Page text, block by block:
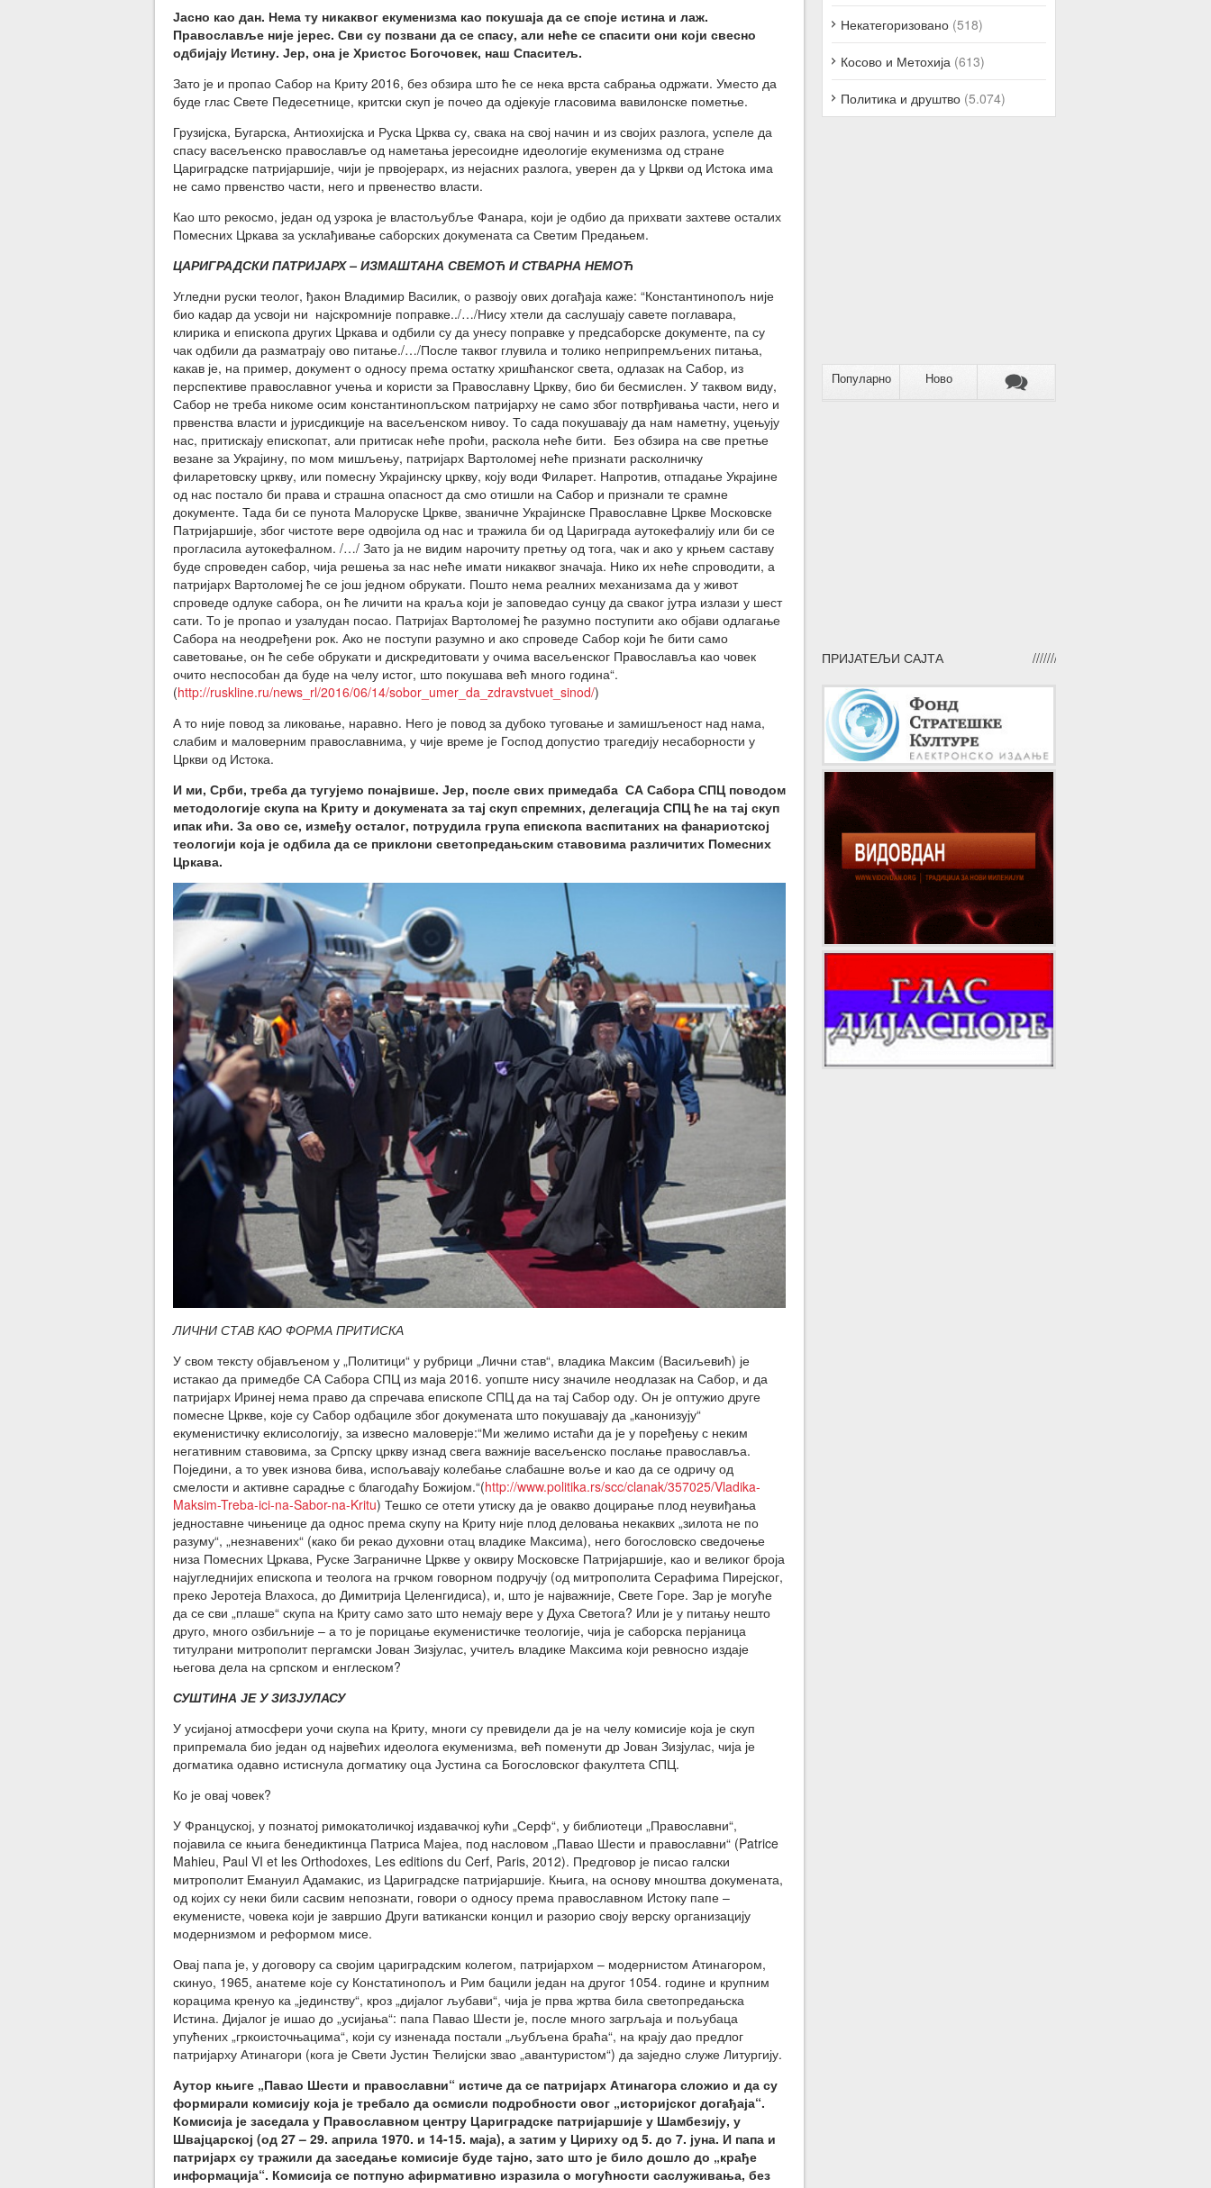
Јасно као дан. Нема ту никаквог екуменизма као покушаја да се споје истина и лаж.
Православље није јерес. Сви су позвани да се спасу, али неће се спасити они који свесно
одбијају Истину. Јер, она је Христос Богочовек, наш Спаситељ.
Зато је и пропао Сабор на Криту 2016, без обзира што ће се нека врста сабрања одржати. Уместо да
буде глас Свете Педесетнице, критски скуп је почео да одјекује гласовима вавилонске пометње.
Грузијска, Бугарска, Антиохијска и Руска Црква су, свака на свој начин и из својих разлога, успеле да
спасу васељенско православље од наметања јересоидне идеологије екуменизма од стране
Цариградске патријаршије, чији је првојерарх, из нејасних разлога, уверен да у Цркви од Истока има
не само првенство части, него и првенество власти.
Као што рекосмо, један од узрока је властољубље Фанара, који је одбио да прихвати захтеве осталих
Помесних Цркава за усклађивање саборских докумената са Светим Предањем.
ЦАРИГРАДСКИ ПАТРИЈАРХ – ИЗМАШТАНА СВЕМОЋ И СТВАРНА НЕМОЋ
Угледни руски теолог, ђакон Владимир Василик, о развоју ових догађаја каже: “Константинопољ није
био кадар да усвоји ни најскромније поправке../…/Нису хтели да саслушају савете поглавара,
клирика и епископа других Цркава и одбили су да унесу поправке у предсаборске документе, па су
чак одбили да разматрају ово питање./…/После таквог глувила и толико неприпремљених питања,
какав је, на пример, документ о односу према остатку хришћанског света, одлазак на Сабор, из
перспективе православног учења и користи за Православну Цркву, био би бесмислен. У таквом виду,
Сабор не треба никоме осим константинопљском патријарху не само због потврђивања части, него и
првенства власти и јурисдикције на васељенском нивоу. То сада покушавају да нам наметну, уцењују
нас, притискају епископат, али притисак неће проћи, раскола неће бити. Без обзира на све претње
везане за Украјину, по мом мишљењу, патријарх Вартоломеј неће признати расколничку
филаретовску цркву, или помесну Украјинску цркву, коју води Филарет. Напротив, отпадање Украјине
од нас постало би права и страшна опасност да смо отишли на Сабор и признали те срамне
документе. Тада би се пунота Малоруске Цркве, званичне Украјинске Православне Цркве Московске
Патријаршије, због чистоте вере одвојила од нас и тражила би од Цариграда аутокефалију или би се
прогласила аутокефалном. /…/ Зато ја не видим нарочиту претњу од тога, чак и ако у крњем саставу
буде спроведен сабор, чија решења за нас неће имати никаквог значаја. Нико их неће спроводити, а
патријарх Вартоломеј ће се још једном обрукати. Пошто нема реалних механизама да у живот
спроведе одлуке сабора, он ће личити на краља који је заповедао сунцу да сваког јутра излази у шест
сати. То је пропао и узалудан посао. Патријах Вартоломеј ће разумно поступити ако објави одлагање
Сабора на неодређени рок. Ако не поступи разумно и ако спроведе Сабор који ће бити само
саветовање, он ће себе обрукати и дискредитовати у очима васељенског Православља као човек
очито неспособан да буде на челу истог, што покушава већ много година“.
(http://ruskline.ru/news_rl/2016/06/14/sobor_umer_da_zdravstvuet_sinod/)
А то није повод за ликовање, наравно. Него је повод за дубоко туговање и замишљеност над нама,
слабим и маловерним православнима, у чије време је Господ допустио трагедију несаборности у
Цркви од Истока.
И ми, Срби, треба да тугујемо понајвише. Јер, после свих примедаба СА Сабора СПЦ поводом
методологије скупа на Криту и докумената за тај скуп спремних, делегација СПЦ ће на тај скуп
ипак ићи. За ово се, између осталог, потрудила група епископа васпитаних на фанариотској
теологији која је одбила да се приклони светопредањским ставовима различитих Помесних
Цркава.
ЛИЧНИ СТАВ КАО ФОРМА ПРИТИСКА
У свом тексту објављеном у „Политици“ у рубрици „Лични став“, владика Максим (Васиљевић) је
истакао да примедбе СА Сабора СПЦ из маја 2016. уопште нису значиле неодлазак на Сабор, и да
патријарх Иринеј нема право да спречава епископе СПЦ да на тај Сабор оду. Он је оптужио друге
помесне Цркве, које су Сабор одбациле због докумената што покушавају да „канонизују“
екуменистичку еклисологију, за извесно маловерје:“Ми желимо истаћи да је у поређењу с неким
негативним ставовима, за Српску цркву изнад свега важније васељенско послање православља.
Поједини, а то увек изнова бива, испољавају колебање слабашне воље и као да се одричу од
смелости и активне сарадње с благодаћу Божијом.“(http://www.politika.rs/scc/clanak/357025/Vladika-
Maksim-Treba-ici-na-Sabor-na-Kritu) Тешко се отети утиску да је овакво доцирање плод неувиђања
једноставне чињенице да однос према скупу на Криту није плод деловања некаквих „зилота не по
разуму“, „незнавених“ (како би рекао духовни отац владике Максима), него богословско сведочење
низа Помесних Цркава, Руске Заграничне Цркве у оквиру Московске Патријаршије, као и великог броја
најугледнијих епископа и теолога на грчком говорном подручју (од митрополита Серафима Пирејског,
преко Јеротеја Влахоса, до Димитрија Целенгидиса), и, што је најважније, Свете Горе. Зар је могуће
да се сви „плаше“ скупа на Криту само зато што немају вере у Духа Светога? Или је у питању нешто
друго, много озбиљније – а то је порицање екуменистичке теологије, чија је саборска перјаница
титулрани митрополит пергамски Јован Зизјулас, учитељ владике Максима који ревносно издаје
његова дела на српском и енглеском?
СУШТИНА ЈЕ У ЗИЗЈУЛАСУ
У усијаној атмосфери уочи скупа на Криту, многи су превидели да је на челу комисије која је скуп
припремала био један од највећих идеолога екуменизма, већ поменути др Јован Зизјулас, чија је
догматика одавно истиснула догматику оца Јустина са Богословског факултета СПЦ.
Ко је овај човек?
У Француској, у познатој римокатоличкој издавачкој кући „Серф“, у библиотеци „Православни“,
појавила се књига бенедиктинца Патриса Мајеа, под насловом „Павао Шести и православни“ (Patrice
Mahieu, Paul VI et les Orthodoxes, Les editions du Cerf, Paris, 2012). Предговор је писао галски
митрополит Емануил Адамакис, из Цариградске патријаршије. Књига, на основу мноштва докумената,
од којих су неки били сасвим непознати, говори о односу према православном Истоку папе –
екуменисте, човека који је завршио Други ватикански концил и разорио своју верску организацију
модернизмом и реформом мисе.
Овај папа је, у договору са својим цариградским колегом, патријархом – модернистом Атинагором,
скинуо, 1965, анатеме које су Констатинопољ и Рим бацили један на другог 1054. године и крупним
корацима кренуо ка „јединству“, кроз „дијалог љубави“, чија је прва жртва била светопредањска
Истина. Дијалог је ишао до „усијања“: папа Павао Шести је, после много загрљаја и пољубаца
упућених „гркоисточњацима“, који су изненада постали „љубљена браћа“, на крају дао предлог
патријарху Атинагори (кога је Свети Јустин Ћелијски звао „авантуристом“) да заједно служе Литургију.
Аутор књиге „Павао Шести и православни“ истиче да се патријарх Атинагора сложио и да су
формирали комисију која је требало да осмисли подробности овог „историјског догађаја“.
Комисија је заседала у Православном центру Цариградске патријаршије у Шамбезију, у
Швајцарској (од 27 – 29. априла 1970. и 14-15. маја), а затим у Цириху од 5. до 7. јуна. И папа и
патријарх су тражили да заседање комисије буде тајно, зато што је било дошло до „крађе
информација“. Комисија се потпуно афирмативно изразила о могућности саслуживања, без
Некатегоризовано (518)
Косово и Метохија (613)
Политика и друштво (5.074)
Популарно Ново
ПРИЈАТЕЉИ САЈТА